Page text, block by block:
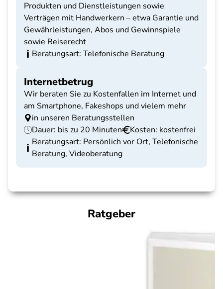
Produkten und Dienstleistungen sowie
Verträgen mit Handwerkern – etwa Garantie und
Gewährleistungen, Abos und Gewinnspiele
sowie Reiserecht
Beratungsart: Telefonische Beratung
Internetbetrug
Wir beraten Sie zu Kostenfallen im Internet und
am Smartphone, Fakeshops und vielem mehr
in unseren Beratungsstellen
Dauer: bis zu 20 Minuten
Kosten: kostenfrei
Beratungsart: Persönlich vor Ort, Telefonische
Beratung, Videoberatung
Ratgeber